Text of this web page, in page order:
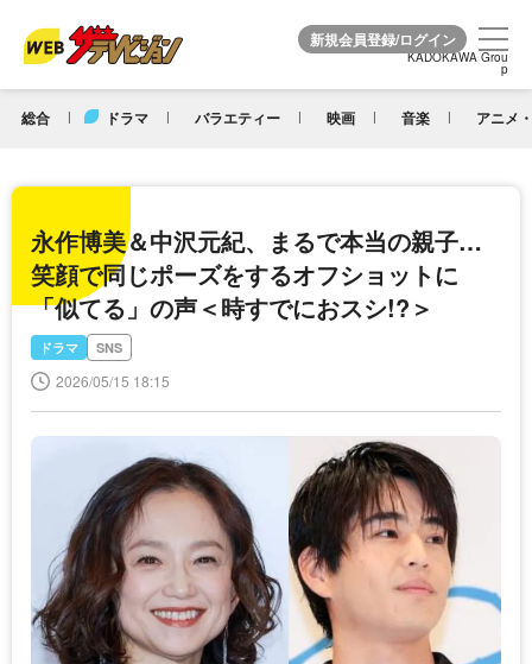
KADOKAWA Grou
p
総合 ドラマ バラエティー 映画 音楽 アニメ
KADOKAWA Grou
p
永作博美＆中沢元紀、まるで本当の親子…
笑顔で同じポーズをするオフショットに
「似てる」の声＜時すでにおスシ!?＞
ドラマ SNS
2026/05/15 18:15